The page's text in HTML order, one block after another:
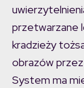
przetwarzane
kradzieży
obrazów
System ma